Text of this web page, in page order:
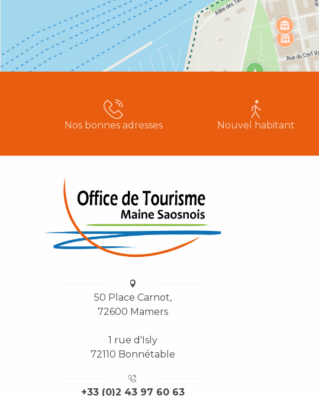
Nos bonnes adresses Nouvel habitant
50 Place Carnot,
72600 Mamers
1 rue d'Isly
72110 Bonnétable
+33 (0)2 43 97 60 63